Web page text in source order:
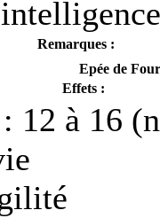
Remarques :
Epée de
Effets :
12 à 16